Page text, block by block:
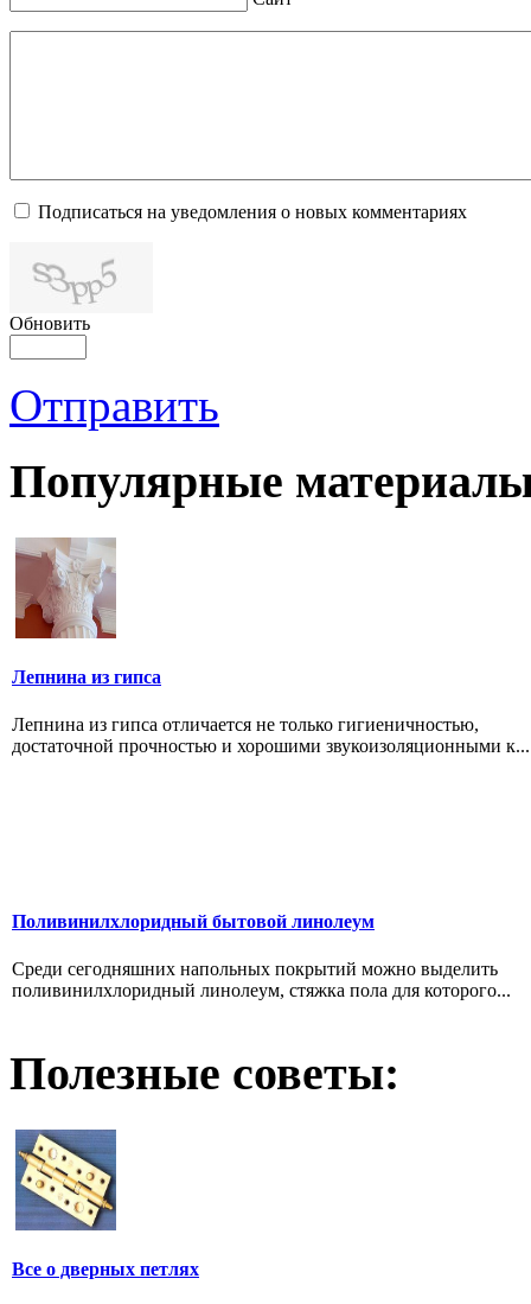
Подписаться на уведомления о новых комментариях
Обновить
Отправить
Популярные
Лепнина из гипса
Лепнина из гипса отличается не только гигиеничностью,
достаточной прочностью и хорошими звукоизоляционными к...
Поливинилхлоридный бытовой линолеум
Среди сегодняшних напольных покрытий можно выделить
поливинилхлоридный линолеум, стяжка пола для которого...
Полезные советы:
Все о дверных петлях